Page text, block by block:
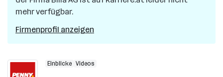
mehr verfügbar.
Firmenprofil anzeigen
Einblicke Videos